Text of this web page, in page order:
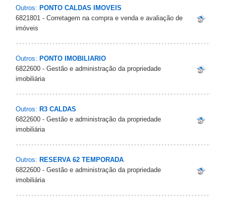
Outros: PONTO CALDAS IMOVEIS
6821801 - Corretagem na compra e venda e avaliação de
imóveis
Outros: PONTO IMOBILIARIO
6822600 - Gestão e administração da propriedade
imobiliária
Outros: R3 CALDAS
6822600 - Gestão e administração da propriedade
imobiliária
Outros: RESERVA 62 TEMPORADA
6822600 - Gestão e administração da propriedade
imobiliária